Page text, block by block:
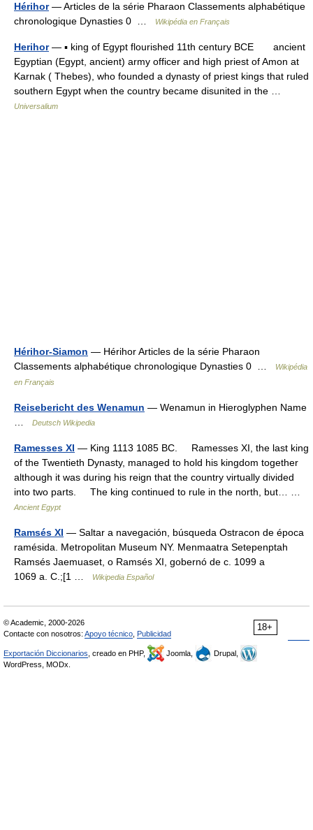
Hérihor— Articles de la série Pharaon Classements alphabétique
chronologique Dynasties 0 …
Wikipédia en Français
Herihor— ▪ king of Egypt flourished 11th century BCE ancient
Egyptian (Egypt, ancient) army officer and high priest of Amon at
Karnak ( Thebes), who founded a dynasty of priest kings that ruled
southern Egypt when the country became disunited in the …
Universalium
Hérihor-Siamon — Hérihor Articles de la série Pharaon
Classements alphabétique chronologique Dynasties 0 …
Wikipédia
en Français
Reisebericht des Wenamun — Wenamun in Hieroglyphen Name
…
Deutsch Wikipedia
Ramesses XI — King 1113 1085 BC. Ramesses XI, the last king
of the Twentieth Dynasty, managed to hold his kingdom together
although it was during his reign that the country virtually divided
into two parts. The king continued to rule in the north, but… …
Ancient Egypt
Ramsés XI — Saltar a navegación, búsqueda Ostracon de época
ramésida. Metropolitan Museum NY. Menmaatra Setepenptah
Ramsés Jaemuaset, o Ramsés XI, gobernó de c. 1099 a
1069 a. C.;[1 …
Wikipedia Español
18+
© Academic, 2000-2026
Contacte con nosotros: Apoyo técnico, Publicidad
Exportación Diccionarios, creado en PHP, Joomla,
Drupal,
WordPress, MODx.